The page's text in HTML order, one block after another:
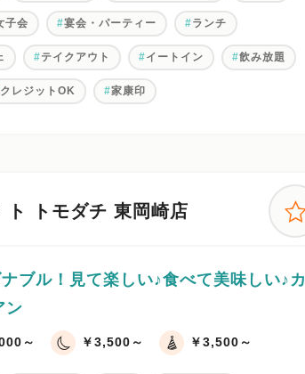
子会 宴会・パーティー ランチ
テイクアウト イートイン 飲み放題
クレジットOK 家康印
トモダチ 東岡崎店
ブル！見て楽しい♪食べて美味しい♪カ
ン
～ ￥3,500～ ￥3,500～